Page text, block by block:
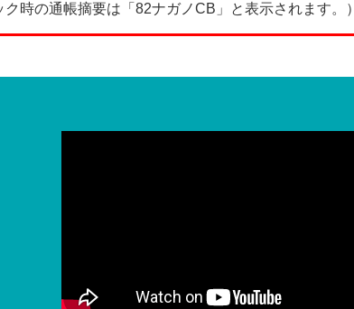
ク時の通帳摘要は「82ナガノCB」と表示されます。）